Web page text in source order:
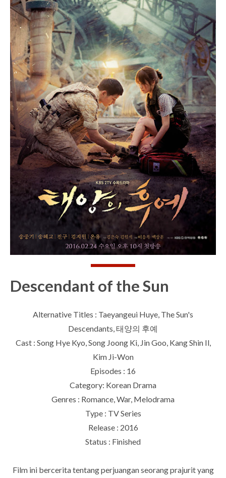
Descendant of the Sun
Alternative Titles : Taeyangeui Huye, The Sun's
Descendants, 태양의 후예
Cast : Song Hye Kyo, Song Joong Ki, Jin Goo, Kang Shin Il,
Kim Ji-Won
Episodes : 16
Category: Korean Drama
Genres : Romance, War, Melodrama
Type : TV Series
Release : 2016
Status : Finished
Film ini bercerita tentang perjuangan seorang prajurit yang